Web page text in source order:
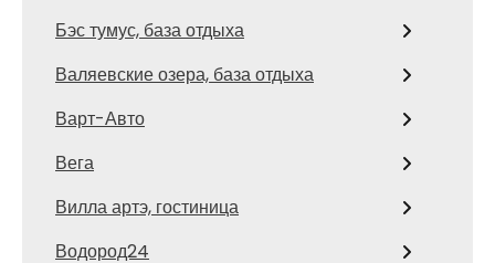
Бэс тумус, база отдыха
Валяевские озера, база отдыха
Варт-Авто
Вега
Вилла артэ, гостиница
Водород24